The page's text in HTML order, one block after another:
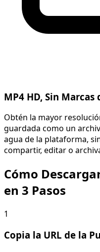
MP4 HD, Sin Marcas
Obtén la mayor
guardada como un
agua de la plataforma,
compartir, editar o
Cómo
en 3 Pasos
1
Copia la URL de la